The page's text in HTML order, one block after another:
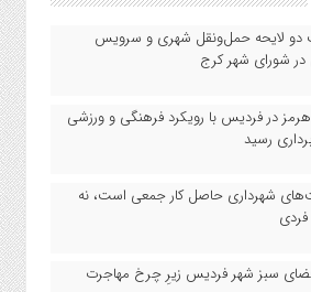
لایحه حمل‌ونقل شهری و سرویس
شورای شهر کرج
هرمز در فردیس با رویکرد فرهنگی و ورزشی
رسید
شهرداری حاصل کار جمعی است، نه
فردی
سبز شهر فردیس زیرِ چرخ مهاجرت